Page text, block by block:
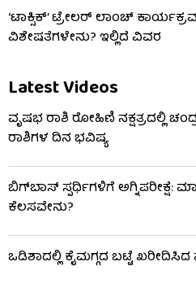
‘ಟಾಕ್ಸಿಕ್’ ಟ್ರೇಲರ್ ಲಾಂಚ್
ವಿಶೇಷತೆಗಳೇನು? ಇಲ್ಲಿದೆ ವಿವರ
Latest Videos
ವೃಷಭ ರಾಶಿ ರೋಹಿಣಿ ನಕ್ಷತ್ರದಲ್ಲಿ
ರಾಶಿಗಳ ದಿನ ಭವಿಷ್ಯ
ಬಿಗ್​​ಬಾಸ್​ ಸ್ಪರ್ಧಿಗಳಿಗೆ ಅಗ್ನಿಪರೀಕ್ಷೆ:
ಕೆಲಸವೇನು?
ಒಡಿಶಾದಲ್ಲಿ ಕೈಮಗ್ಗದ ಬಟ್ಟೆ